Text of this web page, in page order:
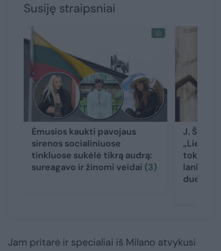
Susiję straipsniai
Ėmusios kaukti pavojaus
sirenos socialiniuose
tinkluose sukėlė tikrą audrą:
sureagavo ir žinomi veidai (3)
J.
tokių
dueto“
Jam pritarė ir specialiai iš Milano atvykusi